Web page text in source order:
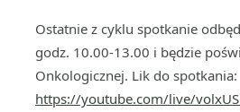
Ostatnie z cyklu spotkanie
godz. 10.00-13.00 i będzie
Onkologicznej. Lik do spotkania:
https://youtube.com/live/